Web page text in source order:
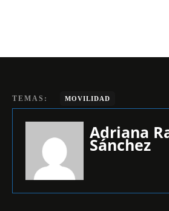
TEMAS: MOVILIDAD
Adriana
Sánchez